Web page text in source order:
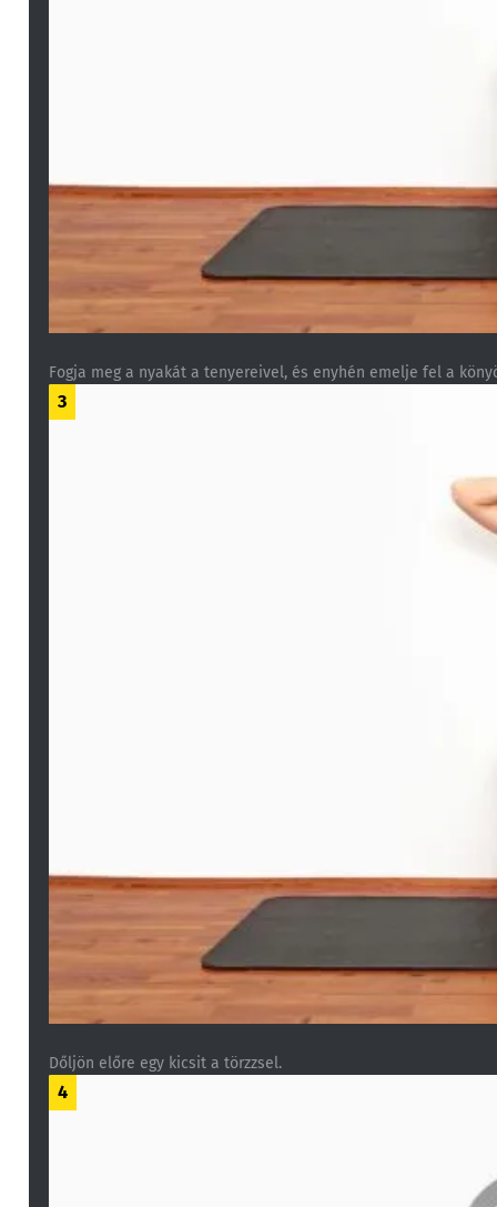
Fogja meg a nyakát a tenyereivel, és enyhén emelje fel a
3
Dőljön előre egy kicsit a törzzsel.
4